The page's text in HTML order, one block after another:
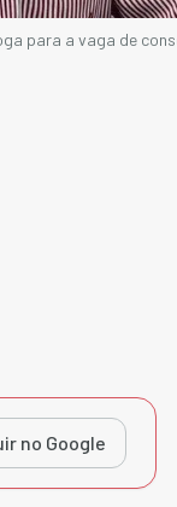
para a vaga de
no Google